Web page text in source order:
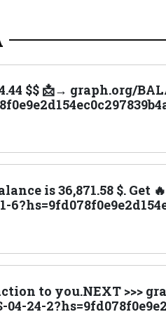
$$ 📩→ graph.org/
is 36,871.58 $. Get
to you.NEXT >>>
04-24-